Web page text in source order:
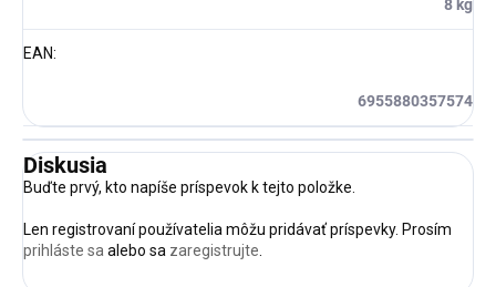
8 kg
EAN:
6955880357574
Diskusia
Buďte prvý, kto napíše príspevok k tejto položke.
Len registrovaní používatelia môžu pridávať príspevky. Prosím
prihláste sa alebo sa zaregistrujte